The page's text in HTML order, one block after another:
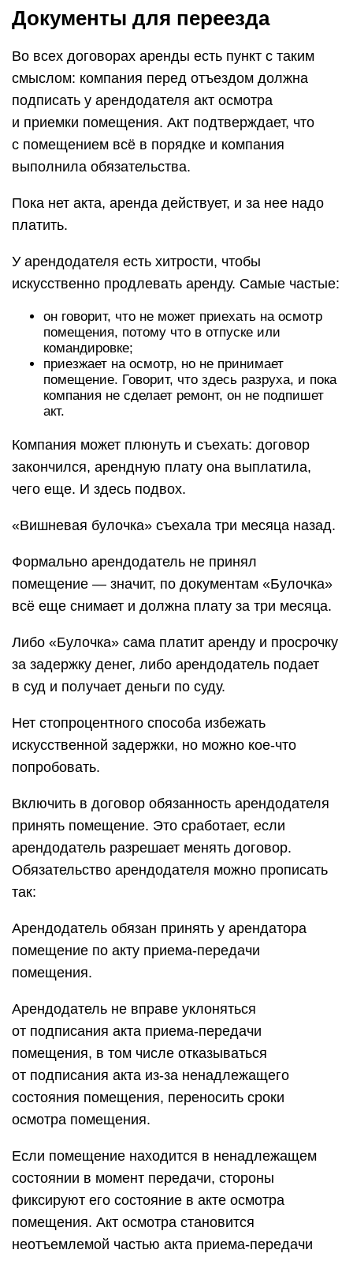
Документы для переезда
Во всех договорах аренды есть пункт с таким
смыслом: компания перед отъездом должна
подписать у арендодателя акт осмотра
и приемки помещения. Акт подтверждает, что
с помещением всё в порядке и компания
выполнила обязательства.
Пока нет акта, аренда действует, и за нее надо
платить.
У арендодателя есть хитрости, чтобы
искусственно продлевать аренду. Самые частые:
он говорит, что не может приехать на осмотр
помещения, потому что в отпуске или
командировке;
приезжает на осмотр, но не принимает
помещение. Говорит, что здесь разруха, и пока
компания не сделает ремонт, он не подпишет
акт.
Компания может плюнуть и съехать: договор
закончился, арендную плату она выплатила,
чего еще. И здесь подвох.
«Вишневая булочка» съехала три месяца назад.
Формально арендодатель не принял
помещение — значит, по документам «Булочка»
всё еще снимает и должна плату за три месяца.
Либо «Булочка» сама платит аренду и просрочку
за задержку денег, либо арендодатель подает
в суд и получает деньги по суду.
Нет стопроцентного способа избежать
искусственной задержки, но можно кое-что
попробовать.
Включить в договор обязанность арендодателя
принять помещение. Это сработает, если
арендодатель разрешает менять договор.
Обязательство арендодателя можно прописать
так:
Арендодатель обязан принять у арендатора
помещение по акту приема-передачи
помещения.
Арендодатель не вправе уклоняться
от подписания акта приема-передачи
помещения, в том числе отказываться
от подписания акта из-за ненадлежащего
состояния помещения, переносить сроки
осмотра помещения.
Если помещение находится в ненадлежащем
состоянии в момент передачи, стороны
фиксируют его состояние в акте осмотра
помещения. Акт осмотра становится
неотъемлемой частью акта приема-передачи